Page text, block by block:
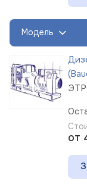
Модель
от